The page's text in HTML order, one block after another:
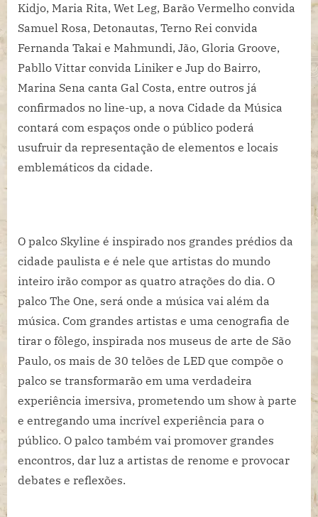
Kidjo, Maria Rita, Wet Leg, Barão Vermelho convida
Samuel Rosa, Detonautas, Terno Rei convida
Fernanda Takai e Mahmundi, Jão, Gloria Groove,
Pabllo Vittar convida Liniker e Jup do Bairro,
Marina Sena canta Gal Costa, entre outros já
confirmados no line-up, a nova Cidade da Música
contará com espaços onde o público poderá
usufruir da representação de elementos e locais
emblemáticos da cidade.
O palco Skyline é inspirado nos grandes prédios da
cidade paulista e é nele que artistas do mundo
inteiro irão compor as quatro atrações do dia. O
palco The One, será onde a música vai além da
música. Com grandes artistas e uma cenografia de
tirar o fôlego, inspirada nos museus de arte de São
Paulo, os mais de 30 telões de LED que compõe o
palco se transformarão em uma verdadeira
experiência imersiva, prometendo um show à parte
e entregando uma incrível experiência para o
público. O palco também vai promover grandes
encontros, dar luz a artistas de renome e provocar
debates e reflexões.